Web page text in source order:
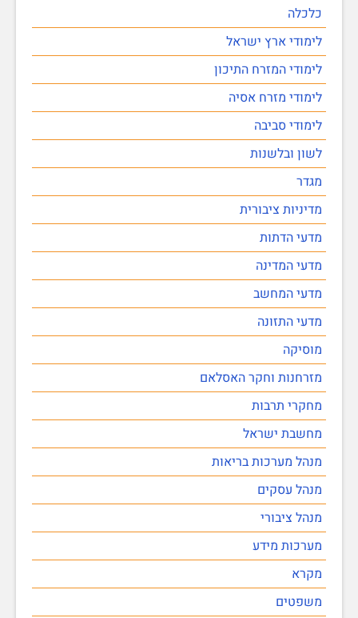
כלכלה
לימודי ארץ ישראל
לימודי המזרח התיכון
לימודי מזרח אסיה
לימודי סביבה
לשון ובלשנות
מגדר
מדיניות ציבורית
מדעי הדתות
מדעי המדינה
מדעי המחשב
מדעי התזונה
מוסיקה
מזרחנות וחקר האסלאם
מחקרי תרבות
מחשבת ישראל
מנהל מערכות בריאות
מנהל עסקים
מנהל ציבורי
מערכות מידע
מקרא
משפטים